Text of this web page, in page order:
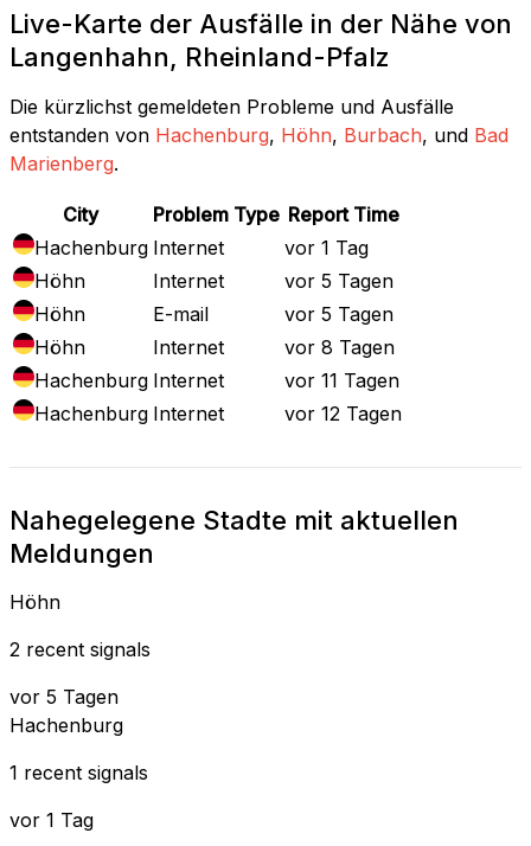
Live-Karte der Ausfälle in der Nähe von
Langenhahn, Rheinland-Pfalz
Die kürzlichst gemeldeten Probleme und Ausfälle
entstanden von Hachenburg, Höhn, Burbach, und Bad
Marienberg.
City Problem Type Report Time
Hachenburg Internet
vor 1 Tag
Höhn
Internet
vor 5 Tagen
Höhn
E-mail
vor 5 Tagen
Höhn
Internet
vor 8 Tagen
Hachenburg Internet
vor 11 Tagen
Hachenburg Internet vor 12 Tagen
Nahegelegene Stadte mit aktuellen
Meldungen
Höhn
2 recent signals
vor 5 Tagen
Hachenburg
1 recent signals
vor 1 Tag